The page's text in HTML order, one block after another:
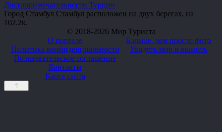
Достопримечательности Турции
Город Стамбул Стамбул расположен на двух берегах, на
102.2к.
© 2018-2026 Мир Туриста
О портале
Политика конфиденциальности
Пользовательское соглашение
Контакты
Карта сайта
Больше, чем просто фото
Увидеть мир и выжить